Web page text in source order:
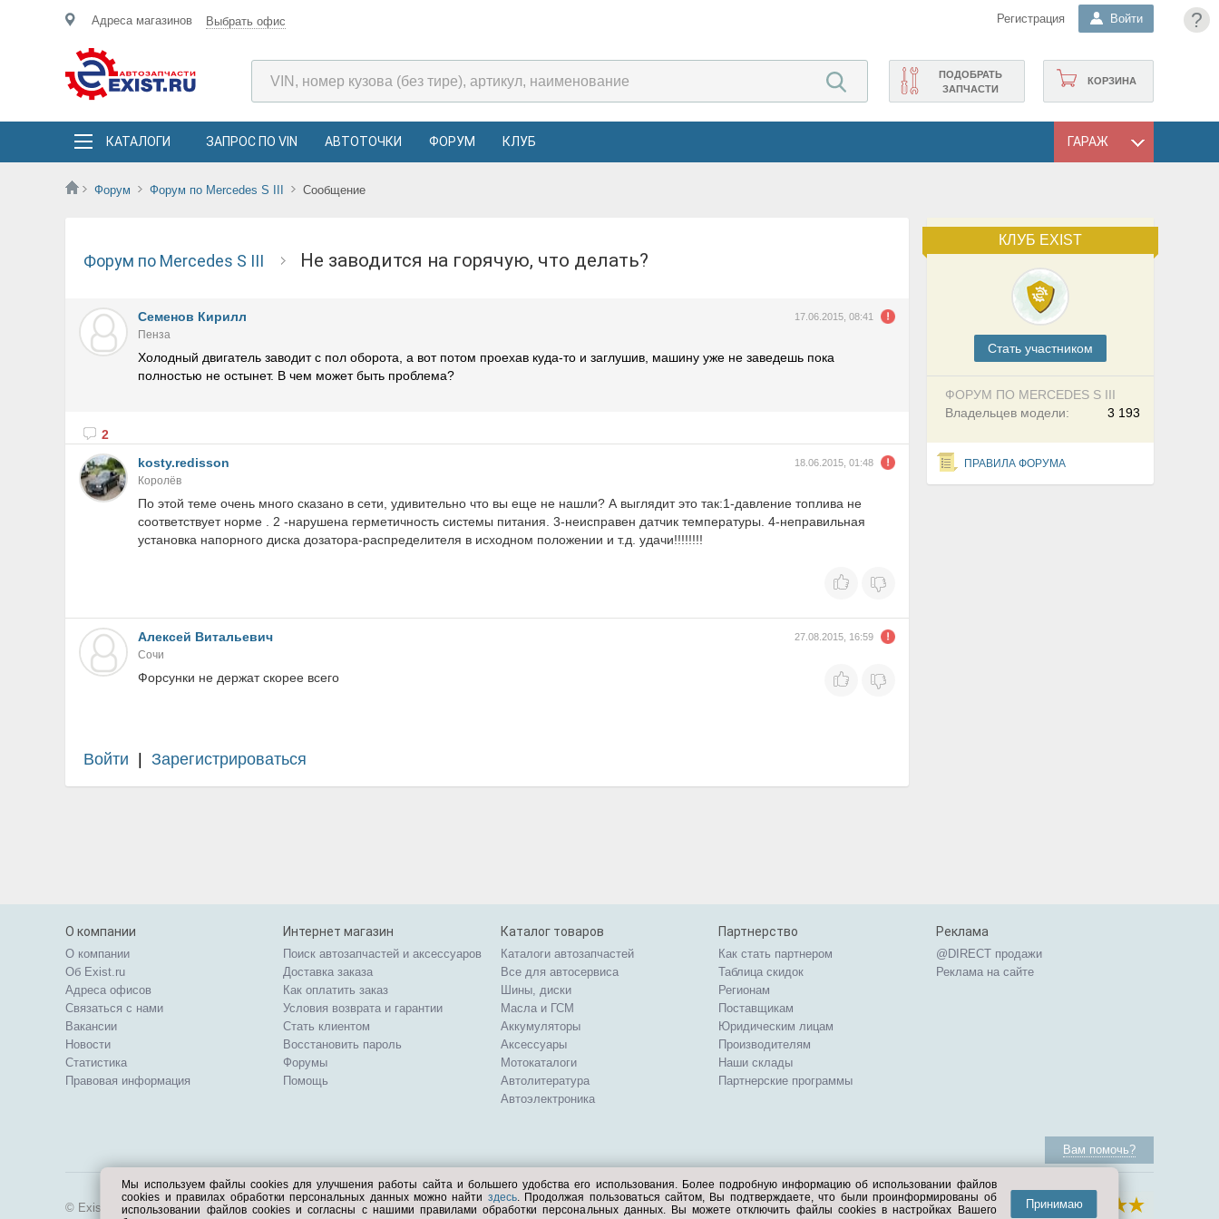
?
Адреса магазинов Выбрать офис Регистрация Войти
КОРЗИНА
ПОДОБРАТЬ
ЗАПЧАСТИ
КАТАЛОГИ ЗАПРОС ПО VIN АВТОТОЧКИ ФОРУМ КЛУБ ГАРАЖ
Форум Форум по Mercedes S III Сообщение
КЛУБ EXIST
Cтать участником
ФОРУМ ПО MERCEDES S III
3 193
Владельцев модели:
ПРАВИЛА ФОРУМА
Форум по Mercedes S III Не заводится на горячую, что делать?
Семенов Кирилл 17.06.2015, 08:41
Пенза
Холодный двигатель заводит с пол оборота, а вот потом проехав куда-то и заглушив, машину уже не заведешь пока
полностью не остынет. В чем может быть проблема?
2
kosty.redisson
18.06.2015, 01:48
Королёв
По этой теме очень много сказано в сети, удивительно что вы еще не нашли? А выглядит это так:1-давление топлива не
соответствует норме . 2 -нарушена герметичность системы питания. 3-неисправен датчик температуры. 4-неправильная
установка напорного диска дозатора-распределителя в исходном положении и т.д. удачи!!!!!!!!
Алексей Витальевич 27.08.2015, 16:59
Сочи
Форсунки не держат скорее всего
Войти Зарегистрироваться
О компании
О компании
Об Exist.ru
Адреса офисов
Связаться с нами
Вакансии
Новости
Статистика
Правовая информация
Интернет магазин
Поиск автозапчастей и аксессуаров
Доставка заказа
Как оплатить заказ
Условия возврата и гарантии
Стать клиентом
Восстановить пароль
Форумы
Помощь
Каталог товаров
Каталоги автозапчастей
Все для автосервиса
Шины, диски
Масла и ГСМ
Аккумуляторы
Аксессуары
Мотокаталоги
Автолитература
Автоэлектроника
Партнерство
Как стать партнером
Таблица скидок
Регионам
Поставщикам
Юридическим лицам
Производителям
Наши склады
Партнерские программы
Реклама
@DIRECT продажи
Реклама на сайте
Вам помочь?
© Exist.ru 1998—2026
Мы используем файлы cookies для улучшения работы сайта и большего удобства его использования. Более подробную информацию об использовании файлов
cookies и правилах обработки персональных данных можно найти здесь. Продолжая пользоваться сайтом, Вы подтверждаете, что были проинформированы об
использовании файлов cookies и согласны с нашими правилами обработки персональных данных. Вы можете отключить файлы cookies в настройках Вашего
Принимаю